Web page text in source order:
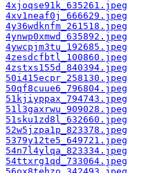
4xjoqse91k_635261.jpeg
4xv1neaf0j_666629.jpeg
4y36wdknfm_261518.jpeg
4ynwp0xmwd_635892.jpeg
4ywcpjm3tu_192685.jpeg
4zesdcfbtl_100860.jpeg
4zstxs155d_840394.jpeg
50i415ecpr_258130.jpeg
50qf8cuue6_796804.jpeg
51kjiyppax_794743.jpeg
51l3gaxrwu_909028.jpeg
51sku1zd8l_632660.jpeg
52w5jzpa1p_823378.jpeg
5379y12te5_649721.jpeg
54n7l4ylqa_823334.jpeg
54ttxrg1qd_733064.jpeg